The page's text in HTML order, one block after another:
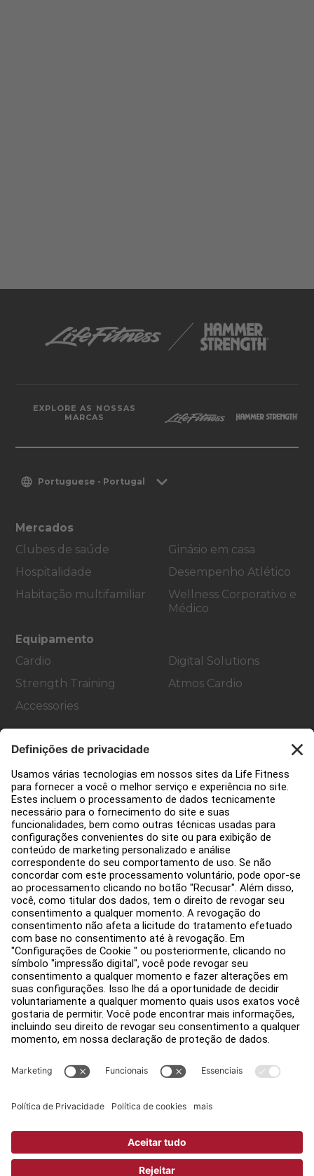
EXPLORE AS NOSSAS
MARCAS
Portuguese - Portugal
Mercados
Clubes de saúde
Hospitalidade
Habitação multifamiliar
Ginásio em casa
Desempenho Atlético
Wellness Corporativo e
Médico
Equipamento
Cardio
Strength Training
Accessories
Digital Solutions
Atmos Cardio
Decoração de ginásios
Hub de Serviços
Centro de Educação
Sobre nós
Encontre um distribuidor
Encontre uma loja
Avisos legais
Acessibilidade
Faça login no Facility Connect
Configurações de Privacidade
Copyright © 2026 Life Fitness